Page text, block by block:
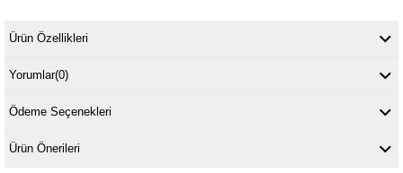
Ürün Özellikleri
Yorumlar(0)
Ödeme Seçenekleri
Ürün Önerileri